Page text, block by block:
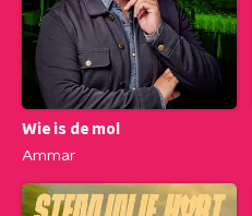
Wie is de mol
Ammar